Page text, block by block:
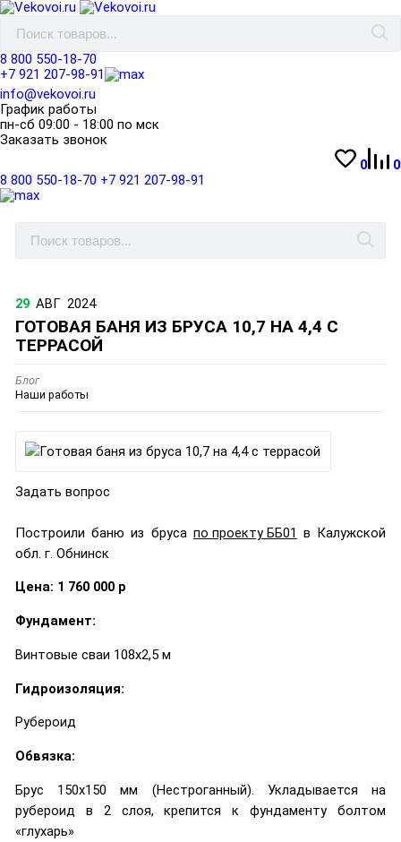
8 800 550-18-70
+7 921 207-98-91
info@vekovoi.ru
График работы
пн-сб 09:00 - 18:00 по мск
Заказать звонок
0
0
8 800 550-18-70 +7 921 207-98-91
29 АВГ 2024
ГОТОВАЯ БАНЯ ИЗ БРУСА 10,7 НА 4,4 С
ТЕРРАСОЙ
Блог
Наши работы
Задать вопрос
Построили баню из бруса по проекту ББ01 в Калужской
обл. г. Обнинск
Цена: 1 760 000 р
Фундамент:
Винтовые сваи 108х2,5 м
Гидроизоляция:
Рубероид
Обвязка:
Брус 150х150 мм (Нестроганный). Укладывается на
рубероид в 2 слоя, крепится к фундаменту болтом
«глухарь»